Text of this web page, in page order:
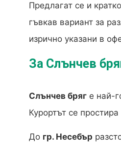
Предлагат се и
гъвкав вариант за
изрично указани в
За Слънчев
Слънчев бряг е най-
Курортът се
До гр. Несебър